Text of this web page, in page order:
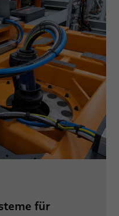
für